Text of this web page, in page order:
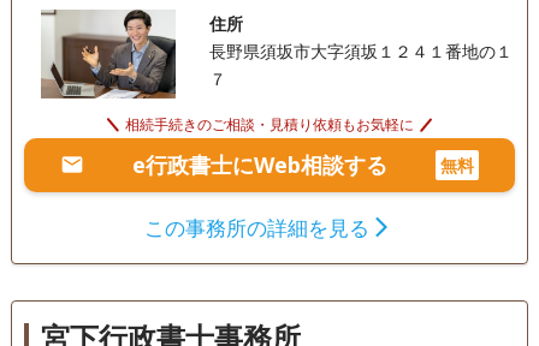
18時以降相談可 オンライン面談可
住所
長野県須坂市大字須坂１２４１番地の１
７
相続手続きのご相談・見積り依頼もお気軽に
e行政書士にWeb相談する 無料
この事務所の詳細を見る
宮下行政書士事務所